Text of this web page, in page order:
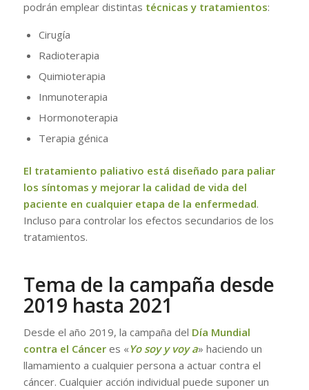
podrán emplear distintas técnicas y tratamientos:
Cirugía
Radioterapia
Quimioterapia
Inmunoterapia
Hormonoterapia
Terapia génica
El tratamiento paliativo está diseñado para paliar
los síntomas y mejorar la calidad de vida del
paciente en cualquier etapa de la enfermedad.
Incluso para controlar los efectos secundarios de los
tratamientos.
Tema de la campaña desde
2019 hasta 2021
Desde el año 2019, la campaña del Día Mundial
contra el Cánceres «Yo soy y voy a» haciendo un
llamamiento a cualquier persona a actuar contra el
cáncer. Cualquier acción individual puede suponer un